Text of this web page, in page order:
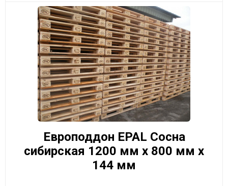
Европоддон EPAL Сосна
сибирская 1200 мм x 800 мм x
144 мм